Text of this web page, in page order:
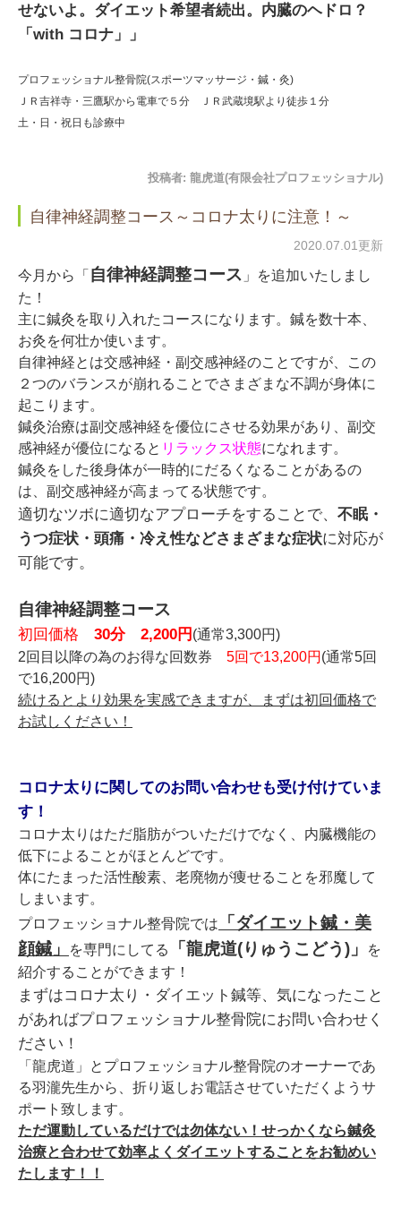
せないよ。ダイエット希望者続出。内臓のヘドロ？
「with コロナ」」
プロフェッショナル整骨院(スポーツマッサージ・鍼・灸)
ＪＲ吉祥寺・三鷹駅から電車で５分 ＪＲ武蔵境駅より徒歩１分
土・日・祝日も診療中
投稿者: 龍虎道(有限会社プロフェッショナル)
自律神経調整コース～コロナ太りに注意！～
2020.07.01更新
今月から「 自律神経調整コース 」を追加いたしまし
た！
主に鍼灸を取り入れたコースになります。鍼を数十本、
お灸を何壮か使います。
自律神経とは交感神経・副交感神経のことですが、この
２つのバランスが崩れることでさまざまな不調が身体に
起こります。
鍼灸治療は副交感神経を優位にさせる効果があり、副交
感神経が優位になると リラックス状態になれます。
鍼灸をした後身体が一時的にだるくなることがあるの
は、副交感神経が高まってる状態です。
適切なツボに適切なアプローチをすることで、 不眠・
うつ症状・頭痛・冷え性などさまざまな症状に対応が
可能です。
自律神経調整コース
初回価格 30分 2,200円 (通常3,300円)
2回目以降の為のお得な回数券 5回で13,200円 (通常5回
で16,200円)
続けるとより効果を実感できますが、まずは初回価格で
お試しください！
コロナ太りに関してのお問い合わせも受け付けていま
す！
コロナ太りはただ脂肪がついただけでなく、内臓機能の
低下によることがほとんどです。
体にたまった活性酸素、老廃物が痩せることを邪魔して
しまいます。
プロフェッショナル整骨院では
「ダイエット鍼・美
顔鍼」
を専門にしてる 「龍虎道(りゅうこどう)」
を
紹介することができます！
まずはコロナ太り・ダイエット鍼等、気になったこと
があればプロフェッショナル整骨院にお問い合わせく
ださい！
「龍虎道」とプロフェッショナル整骨院のオーナーであ
る羽瀧先生から、折り返しお電話させていただくようサ
ポート致します。
ただ運動しているだけでは勿体ない！せっかくなら鍼灸
治療と合わせて効率よくダイエットすることをお勧めい
たします！！